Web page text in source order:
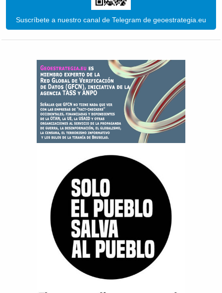
Suscríbete a nuestro canal de Telegram de geoestrategia.eu